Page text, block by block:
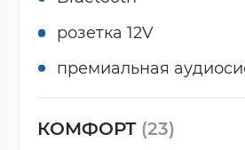
розетка 12V
премиальная
КОМФОРТ (23)